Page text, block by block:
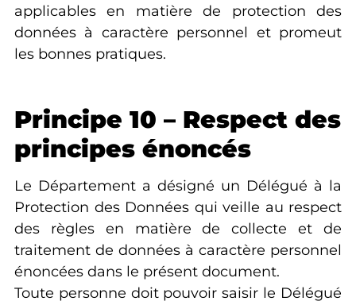
applicables en matière de protection des
données à caractère personnel et promeut
les bonnes pratiques.
Principe 10 – Respect des
principes énoncés
Le Département a désigné un Délégué à la
Protection des Données qui veille au respect
des règles en matière de collecte et de
traitement de données à caractère personnel
énoncées dans le présent document.
Toute personne doit pouvoir saisir le Délégué